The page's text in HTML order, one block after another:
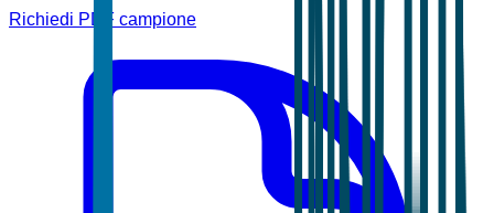
Richiedi PDF campione